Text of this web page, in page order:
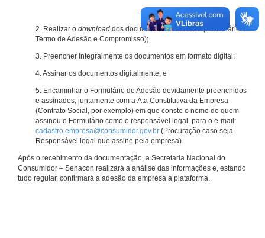
2. Realizar o download dos documentos de adesão (Formulário e
Termo de Adesão e Compromisso);
3. Preencher integralmente os documentos em formato digital;
4. Assinar os documentos digitalmente; e
5. Encaminhar o Formulário de Adesão devidamente preenchidos
e assinados, juntamente com a Ata Constitutiva da Empresa
(Contrato Social, por exemplo) em que conste o nome de quem
assinou o Formulário como o responsável legal. para o e-mail:
cadastro.empresa@consumidor.gov.br (Procuração caso seja
Responsável legal que assine pela empresa)
Após o recebimento da documentação, a Secretaria Nacional do
Consumidor – Senacon realizará a análise das informações e, estando
tudo regular, confirmará a adesão da empresa à plataforma.